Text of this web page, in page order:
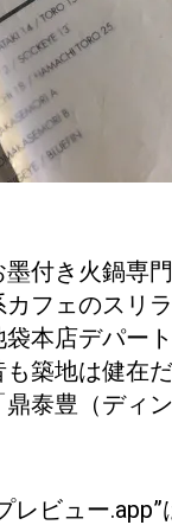
墨付き火鍋専
カフェのスリ
袋本店デパー
も築地は健在
鼎泰豊（ディ
レビュー